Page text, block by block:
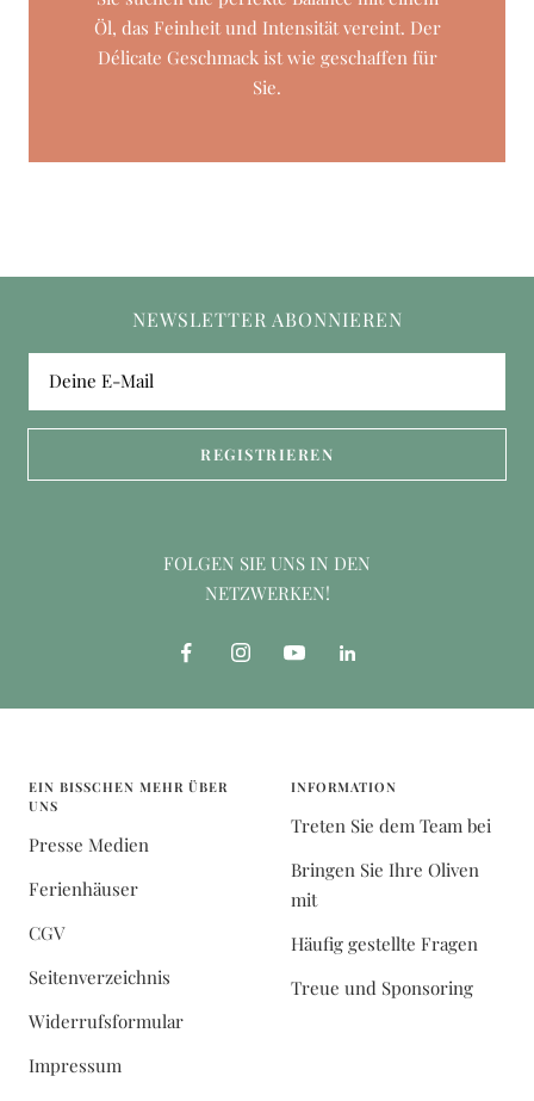
Öl, das Feinheit und Intensität vereint. Der
Délicate Geschmack ist wie geschaffen für
Sie.
NEWSLETTER ABONNIEREN
Deine E-Mail
REGISTRIEREN
FOLGEN SIE UNS IN DEN
NETZWERKEN!
EIN BISSCHEN MEHR ÜBER
UNS
Presse Medien
Ferienhäuser
CGV
Seitenverzeichnis
Widerrufsformular
Impressum
INFORMATION
Treten Sie dem Team bei
Bringen Sie Ihre Oliven
mit
Häufig gestellte Fragen
Treue und Sponsoring